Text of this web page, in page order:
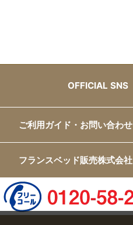
OFFICIAL SNS
ご利用ガイド・お問い合わせ
フランスベッド販売株式会社